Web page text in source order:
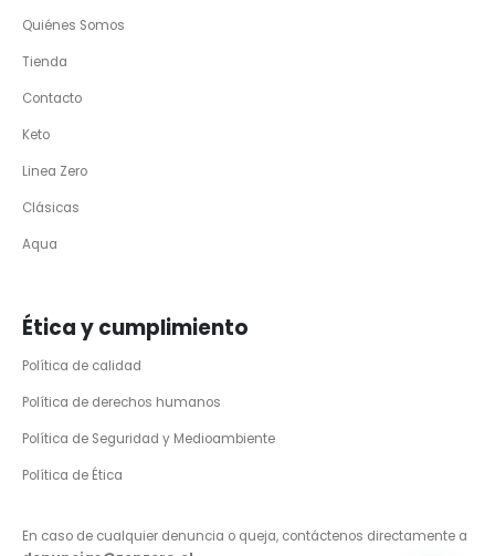
Quiénes Somos
Tienda
Contacto
Keto
Linea Zero
Clásicas
Aqua
Ética y cumplimiento
Política de calidad
Política de derechos humanos
Política de Seguridad y Medioambiente
Política de Ética
En caso de cualquier denuncia o queja, contáctenos directamente a